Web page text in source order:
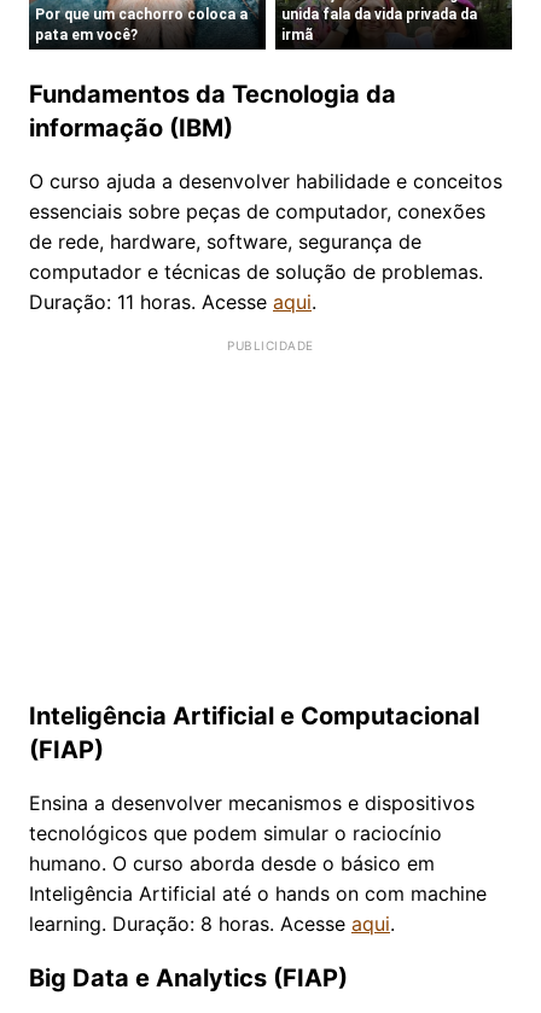
Fundamentos da Tecnologia da
informação (IBM)
O curso ajuda a desenvolver habilidade e conceitos
essenciais sobre peças de computador, conexões
de rede, hardware, software, segurança de
computador e técnicas de solução de problemas.
Duração: 11 horas. Acesse aqui.
Inteligência Artificial e Computacional
(FIAP)
Ensina a desenvolver mecanismos e dispositivos
tecnológicos que podem simular o raciocínio
humano. O curso aborda desde o básico em
Inteligência Artificial até o hands on com machine
learning. Duração: 8 horas. Acesse aqui.
Big Data e Analytics (FIAP)